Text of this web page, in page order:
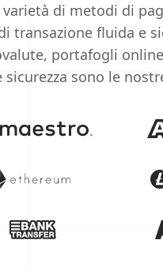
di metodi di
transazione fluida e
portafogli
sicurezza sono le